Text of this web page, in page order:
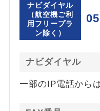
ナビダイヤル
（航空機ご利
用フリープラ
ン除く）
ナビダイヤル
一部のIP電話から